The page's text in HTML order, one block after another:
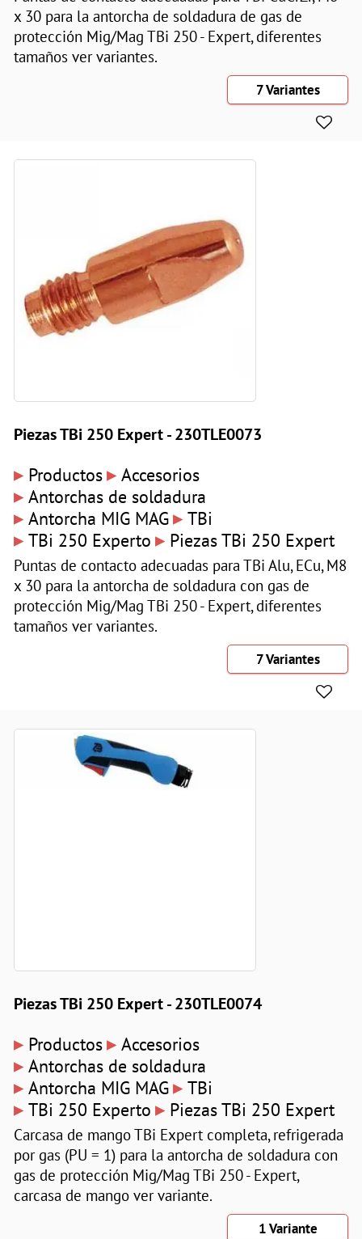
x 30 para la antorcha de soldadura de gas de
protección Mig/Mag TBi 250 - Expert, diferentes
tamaños ver variantes.
7 Variantes
Piezas TBi 250 Expert - 230TLE0073
▸ Productos▸ Accesorios
▸ Antorchas de soldadura
▸ Antorcha MIG MAG▸ TBi
▸ TBi 250 Experto ▸ Piezas TBi 250 Expert
Puntas de contacto adecuadas para TBi Alu, ECu, M8
x 30 para la antorcha de soldadura con gas de
protección Mig/Mag TBi 250 - Expert, diferentes
tamaños ver variantes.
7 Variantes
Piezas TBi 250 Expert - 230TLE0074
▸ Productos▸ Accesorios
▸ Antorchas de soldadura
▸ Antorcha MIG MAG▸ TBi
▸ TBi 250 Experto ▸ Piezas TBi 250 Expert
Carcasa de mango TBi Expert completa, refrigerada
por gas (PU = 1) para la antorcha de soldadura con
gas de protección Mig/Mag TBi 250 - Expert,
carcasa de mango ver variante.
1 Variante